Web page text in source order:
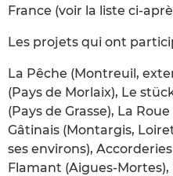
France (voir la liste ci-
Les projets qui ont
La Pêche (Montreuil,
(Pays de Morlaix), Le
(Pays de Grasse), La
Gâtinais (Montargis,
ses environs),
Flamant (Aigues-Mortes),